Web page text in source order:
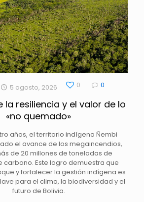
5 agosto, 2026 0 0
la resiliencia y el valor de lo
«no quemado»
años, el territorio indígena Ñembi
el avance de los megaincendios,
de 20 millones de toneladas de
carbono. Este logro demuestra que
y fortalecer la gestión indígena es
para el clima, la biodiversidad y el
futuro de Bolivia.